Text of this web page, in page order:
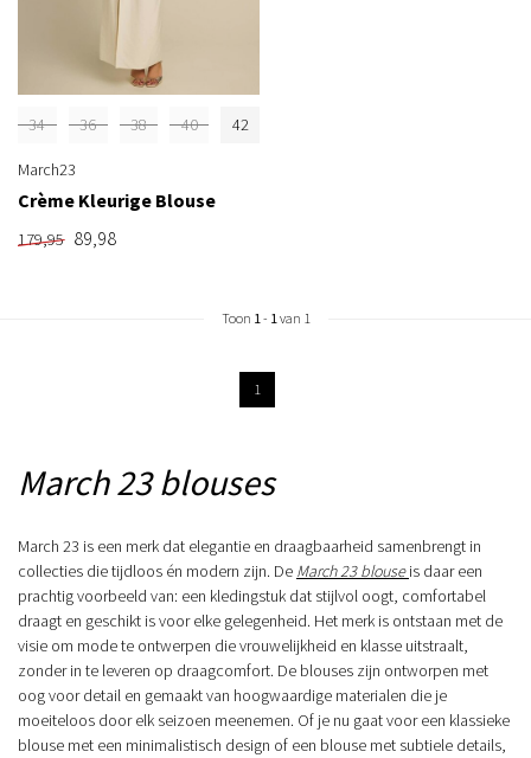
34 36 38 40 42
March23
Crème Kleurige Blouse
179,95 89,98
Toon 1- 1van 1
1
March 23 blouses
March 23 is een merk dat elegantie en draagbaarheid samenbrengt in
collecties die tijdloos én modern zijn. De March 23 blouse is daar een
prachtig voorbeeld van: een kledingstuk dat stijlvol oogt, comfortabel
draagt en geschikt is voor elke gelegenheid. Het merk is ontstaan met de
visie om mode te ontwerpen die vrouwelijkheid en klasse uitstraalt,
zonder in te leveren op draagcomfort. De blouses zijn ontworpen met
oog voor detail en gemaakt van hoogwaardige materialen die je
moeiteloos door elk seizoen meenemen. Of je nu gaat voor een klassieke
blouse met een minimalistisch design of een blouse met subtiele details,